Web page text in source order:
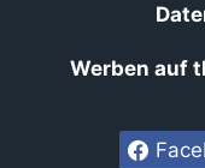
Werben auf